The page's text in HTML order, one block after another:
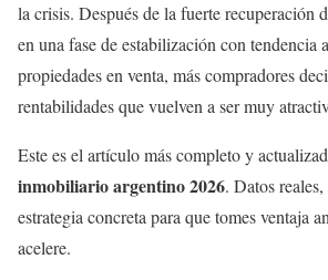
la crisis. Después de la fuerte recuperación
en una fase de estabilización con tendencia
propiedades en venta, más compradores
rentabilidades que vuelven a ser muy
Este es el artículo más completo y
inmobiliario argentino 2026. Datos
estrategia concreta para que tomes ventaja
acelere.